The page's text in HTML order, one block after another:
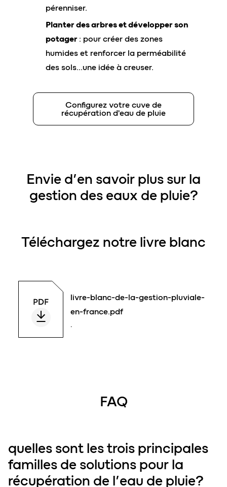
pérenniser.
Planter des arbres et développer son
potager : pour créer des zones
humides et renforcer la perméabilité
des sols…une idée à creuser.
Configurez votre cuve de
récupération d'eau de pluie
Envie d’en savoir plus sur la
gestion des eaux de pluie?
Téléchargez notre livre blanc
livre-blanc-de-la-gestion-pluviale-
en-france.pdf
.
FAQ
quelles sont les trois principales
familles de solutions pour la
récupération de l’eau de pluie?